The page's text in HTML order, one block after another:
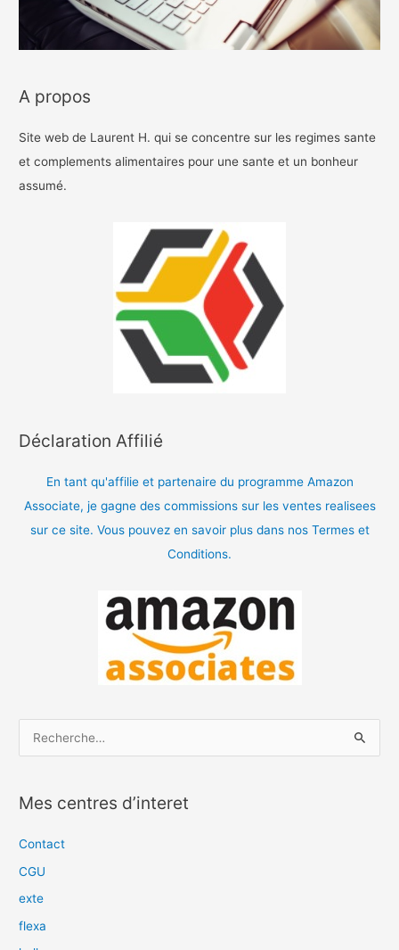
A propos
Site web de Laurent H. qui se concentre sur les regimes sante
et complements alimentaires pour une sante et un bonheur
assumé.
Déclaration Affilié
En tant qu'affilie et partenaire du programme Amazon
Associate, je gagne des commissions sur les ventes realisees
sur ce site. Vous pouvez en savoir plus dans nos Termes et
Conditions.
h
e
e
Mes centres d’interet
Contact
CGU
exte
flexa